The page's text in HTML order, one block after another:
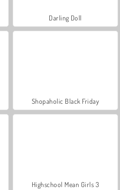
Darling Doll
Shopaholic Black Friday
Highschool Mean Girls 3